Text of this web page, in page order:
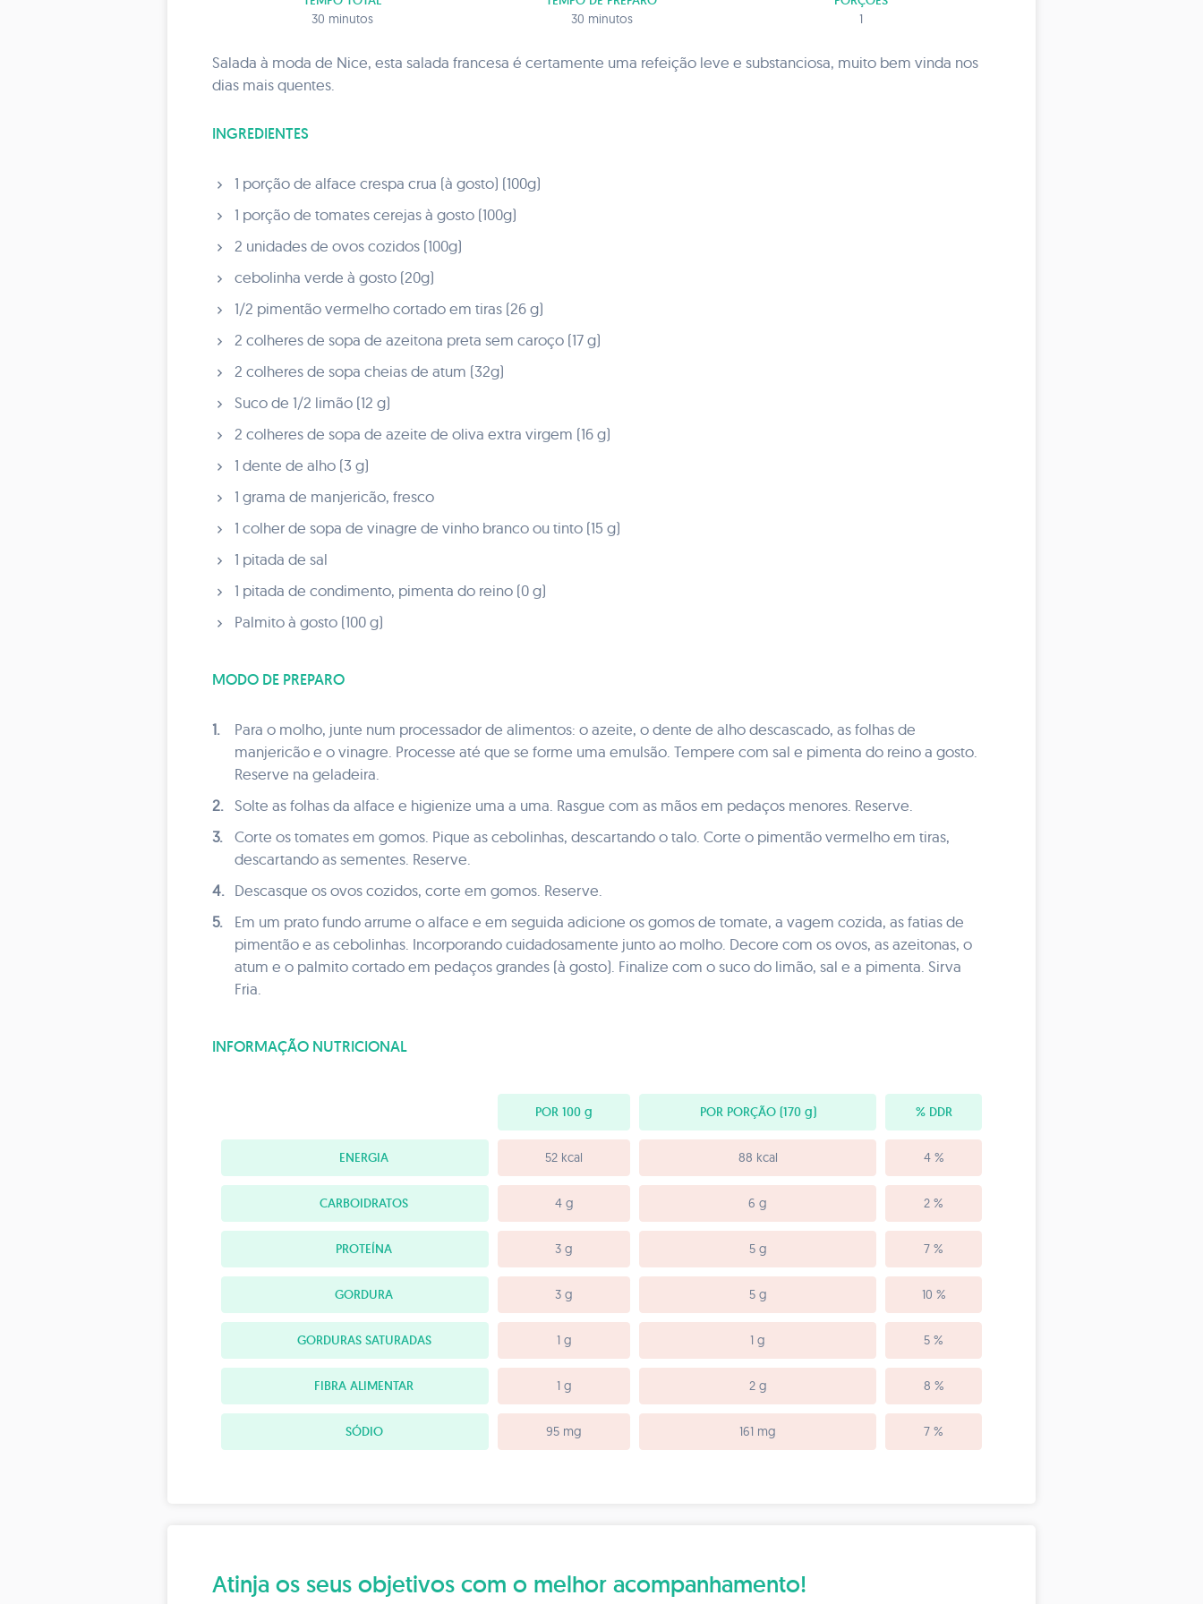
30 minutos
30 minutos
1
Salada à moda de Nice, esta salada francesa é certamente uma refeição leve e substanciosa, muito bem vinda nos
dias mais quentes.
INGREDIENTES
1 porção de alface crespa crua (à gosto) (100g)
1 porção de tomates cerejas à gosto (100g)
2 unidades de ovos cozidos (100g)
cebolinha verde à gosto (20g)
1/2 pimentão vermelho cortado em tiras (26 g)
2 colheres de sopa de azeitona preta sem caroço (17 g)
2 colheres de sopa cheias de atum (32g)
Suco de 1/2 limão (12 g)
2 colheres de sopa de azeite de oliva extra virgem (16 g)
1 dente de alho (3 g)
1 grama de manjericão, fresco
1 colher de sopa de vinagre de vinho branco ou tinto (15 g)
1 pitada de sal
1 pitada de condimento, pimenta do reino (0 g)
Palmito à gosto (100 g)
MODO DE PREPARO
1.
Para o molho, junte num processador de alimentos: o azeite, o dente de alho descascado, as folhas de
manjericão e o vinagre. Processe até que se forme uma emulsão. Tempere com sal e pimenta do reino a gosto.
Reserve na geladeira.
2.
Solte as folhas da alface e higienize uma a uma. Rasgue com as mãos em pedaços menores. Reserve.
3.
Corte os tomates em gomos. Pique as cebolinhas, descartando o talo. Corte o pimentão vermelho em tiras,
descartando as sementes. Reserve.
4.
Descasque os ovos cozidos, corte em gomos. Reserve.
5.
Em um prato fundo arrume o alface e em seguida adicione os gomos de tomate, a vagem cozida, as fatias de
pimentão e as cebolinhas. Incorporando cuidadosamente junto ao molho. Decore com os ovos, as azeitonas, o
atum e o palmito cortado em pedaços grandes (à gosto). Finalize com o suco do limão, sal e a pimenta. Sirva
Fria.
INFORMAÇÃO NUTRICIONAL
POR 100 g POR PORÇÃO(170 g) % DDR
ENERGIA 52 kcal 88 kcal 4 %
CARBOIDRATOS 4 g 6 g 2 %
PROTEÍNA 3 g 5 g 7 %
GORDURA 3 g 5 g 10 %
GORDURAS SATURADAS 1 g 1 g 5 %
FIBRA ALIMENTAR 1 g 2 g 8 %
SÓDIO 95 mg 161 mg 7 %
Atinja os seus objetivos com o melhor acompanhamento!